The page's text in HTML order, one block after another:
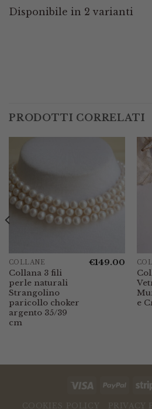
Disponibile in 2 varianti
PRODOTTI CORRELATI
COLLANE
Collana 3 fili
perle naturali
Strangolino
paricollo choker
argento 35/39
cm
€149.00
e